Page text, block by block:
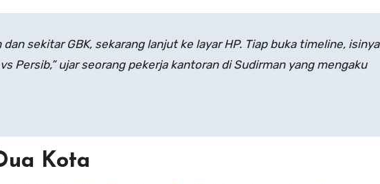
sekitar GBK, sekarang lanjut ke layar HP. Tiap buka timeline, isinya
Persib,” ujar seorang pekerja kantoran di Sudirman yang mengaku
Kota